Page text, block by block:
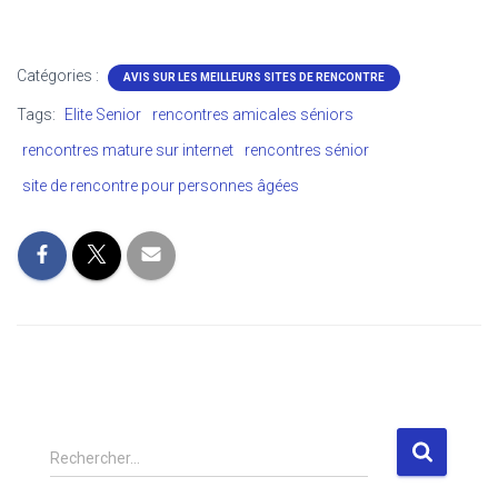
Catégories : AVIS SUR LES MEILLEURS SITES DE RENCONTRE
Tags: Elite Senior
rencontres amicales séniors
rencontres mature sur internet
rencontres sénior
site de rencontre pour personnes âgées
R
e
Rechercher…